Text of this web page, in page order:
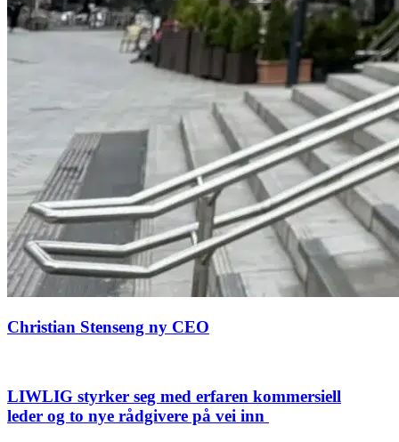
Christian Stenseng ny CEO
LIWLIG styrker seg med erfaren kommersiell
leder og to nye rådgivere på vei inn